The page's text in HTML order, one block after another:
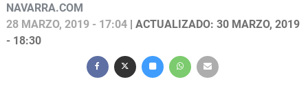
NAVARRA.COM
28 MARZO, 2019 - 17:04 | ACTUALIZADO: 30 MARZO, 2019
- 18:30